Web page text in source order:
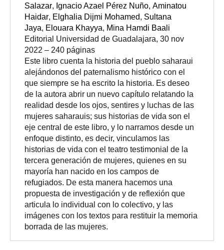
Salazar, Ignacio Azael Pérez Nuño, Aminatou
Haidar, Elghalia Dijmi Mohamed, Sultana
Jaya, Elouara Khayya, Mina Hamdi Baali
Editorial Universidad de Guadalajara, 30 nov
2022 – 240 páginas
Este libro cuenta la historia del pueblo saharaui
alejándonos del paternalismo histórico con el
que siempre se ha escrito la historia. Es deseo
de la autora abrir un nuevo capítulo relatando la
realidad desde los ojos, sentires y luchas de las
mujeres saharauis; sus historias de vida son el
eje central de este libro, y lo narramos desde un
enfoque distinto, es decir, vinculamos las
historias de vida con el teatro testimonial de la
tercera generación de mujeres, quienes en su
mayoría han nacido en los campos de
refugiados. De esta manera hacemos una
propuesta de investigación y de reflexión que
articula lo individual con lo colectivo, y las
imágenes con los textos para restituir la memoria
borrada de las mujeres.